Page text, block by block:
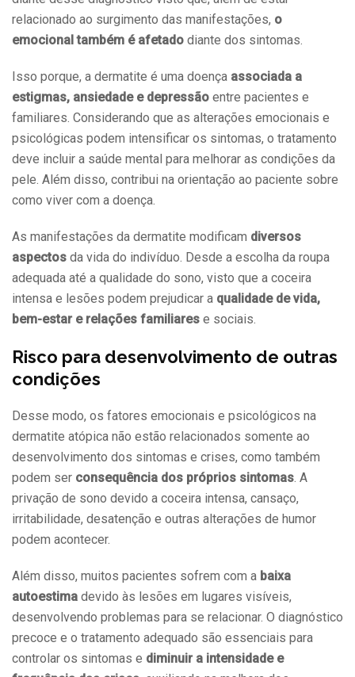
relacionado ao surgimento das manifestações, o
emocional também é afetado diante dos sintomas.
Isso porque, a dermatite é uma doença associada a
estigmas, ansiedade e depressão entre pacientes e
familiares. Considerando que as alterações emocionais e
psicológicas podem intensificar os sintomas, o tratamento
deve incluir a saúde mental para melhorar as condições da
pele. Além disso, contribui na orientação ao paciente sobre
como viver com a doença.
As manifestações da dermatite modificam diversos
aspectos da vida do indivíduo. Desde a escolha da roupa
adequada até a qualidade do sono, visto que a coceira
intensa e lesões podem prejudicar a qualidade de vida,
bem-estar e relações familiares e sociais.
Risco para desenvolvimento de outras
condições
Desse modo, os fatores emocionais e psicológicos na
dermatite atópica não estão relacionados somente ao
desenvolvimento dos sintomas e crises, como também
podem ser consequência dos próprios sintomas . A
privação de sono devido a coceira intensa, cansaço,
irritabilidade, desatenção e outras alterações de humor
podem acontecer.
Além disso, muitos pacientes sofrem com a baixa
autoestima devido às lesões em lugares visíveis,
desenvolvendo problemas para se relacionar. O diagnóstico
precoce e o tratamento adequado são essenciais para
controlar os sintomas e diminuir a intensidade e